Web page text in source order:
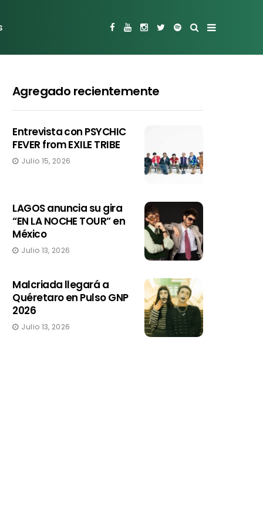
Agregado recientemente
Entrevista con PSYCHIC
FEVER from EXILE TRIBE
Julio 15, 2026
LAGOS anuncia su gira
“EN LA NOCHE TOUR” en
México
Julio 13, 2026
Malcriada llegará a
Quéretaro en Pulso GNP
2026
Julio 13, 2026